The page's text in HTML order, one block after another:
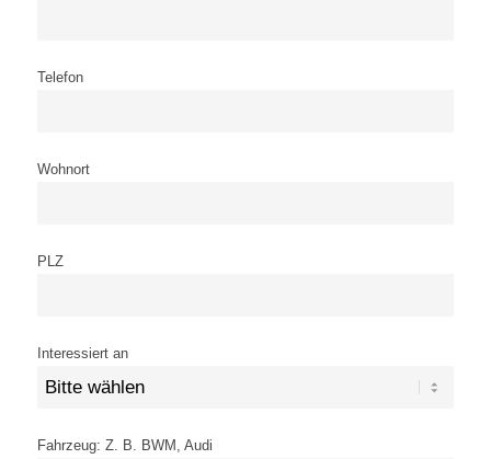
Telefon
Wohnort
PLZ
Interessiert an
Fahrzeug: Z. B. BWM, Audi